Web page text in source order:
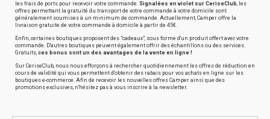
les frais de ports pour recevoir votre commande. Signalées en violet sur CeriseClub, les
offres permettant la gratuité du transport de votre commande à votre domicile sont
généralement soumises à un minimum de commande. Actuellement, Camper offre la
livraison gratuite de votre commande à domicile à partir de 45€.
Enfin, certaines boutiques proposent des "cadeaux", sous forme d'un produit offert avec votre
commande. D'autres boutiques peuvent également offrir des échantillons ou des services.
Gratuits, ces bonus sont un des avantages de la vente en ligne !
Sur CeriseClub, nous nous efforçons à rechercher quotidiennement les offres de réduction en
cours de validité qui vous permettent d'obtenir des rabais pour vos achats en ligne sur les
boutiques e-commerce. Afin de recevoir les nouvelles offres Camper ainsi que des
promotions exclusives, n'hésitez pas à vous inscrire à la newsletter.